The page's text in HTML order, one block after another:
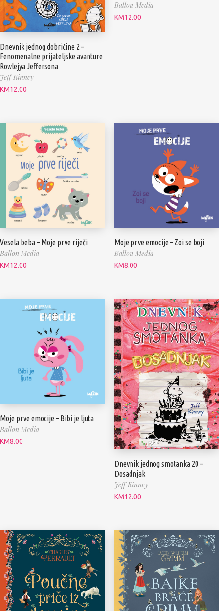
Dnevnik jednog dobričine 2 –
Fenomenalne prijateljske avanture
Rowlejya Jeffersona
Jeff Kinney
KM12.00
Ballon Media
KM12.00
Vesela beba – Moje prve riječi
Ballon Media
KM12.00
Moje prve emocije – Zoi se boji
Ballon Media
KM8.00
Moje prve emocije – Bibi je ljuta
Ballon Media
KM8.00
Dnevnik jednog smotanka 20 –
Dosadnjak
Jeff Kinney
KM12.00